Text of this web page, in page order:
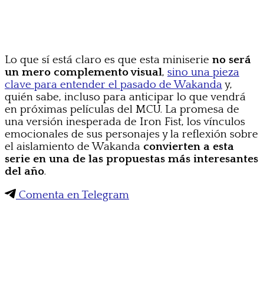
Lo que sí está claro es que esta miniserie no será
un mero complemento visual, sino una pieza
clave para entender el pasado de Wakanday,
quién sabe, incluso para anticipar lo que vendrá
en próximas películas del MCU. La promesa de
una versión inesperada de Iron Fist, los vínculos
emocionales de sus personajes y la reflexión sobre
el aislamiento de Wakanda convierten a esta
serie en una de las propuestas más interesantes
del año.
Comenta en Telegram